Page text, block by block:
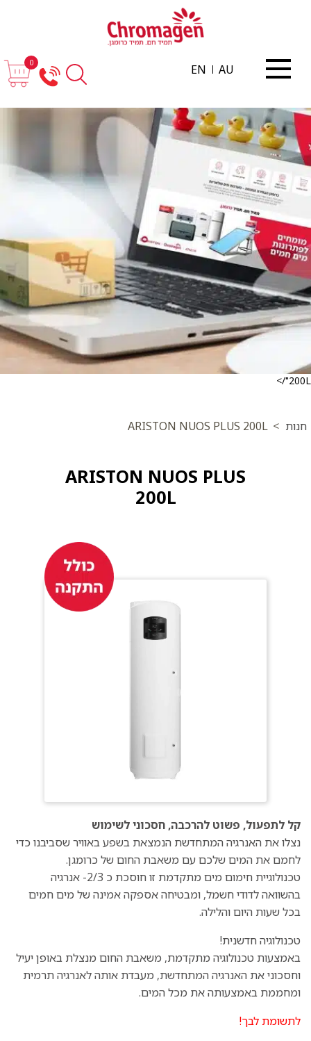
AU
EN
0
200L"/>
חנות >
ARISTON NUOS PLUS 200L
ARISTON NUOS PLUS
200L
קל לתפעול, פשוט להרכבה, חסכוני לשימוש
נצלו את האנרגיה המתחדשת הנמצאת בשפע באוויר שסביבנו כדי
לחמם את המים שלכם עם משאבת החום של כרומגן.
טכנולוגיית חימום מים מתקדמת זו חוסכת כ 2/3- אנרגיה
בהשוואה לדודי חשמל, ומבטיחה אספקה אמינה של מים חמים
בכל שעות היום והלילה.
טכנולוגיה חדשנית!
באמצעות טכנולוגיה מתקדמת, משאבת החום מנצלת באופן יעיל
וחסכוני את האנרגיה המתחדשת, מעבדת אותה לאנרגיה תרמית
ומחממת באמצעותה את מכל המים.
לתשומת לבך!